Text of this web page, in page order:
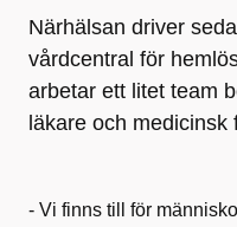
Närhälsan driver
vårdcentral för
arbetar ett litet team
läkare och medicinsk
- Vi finns till för